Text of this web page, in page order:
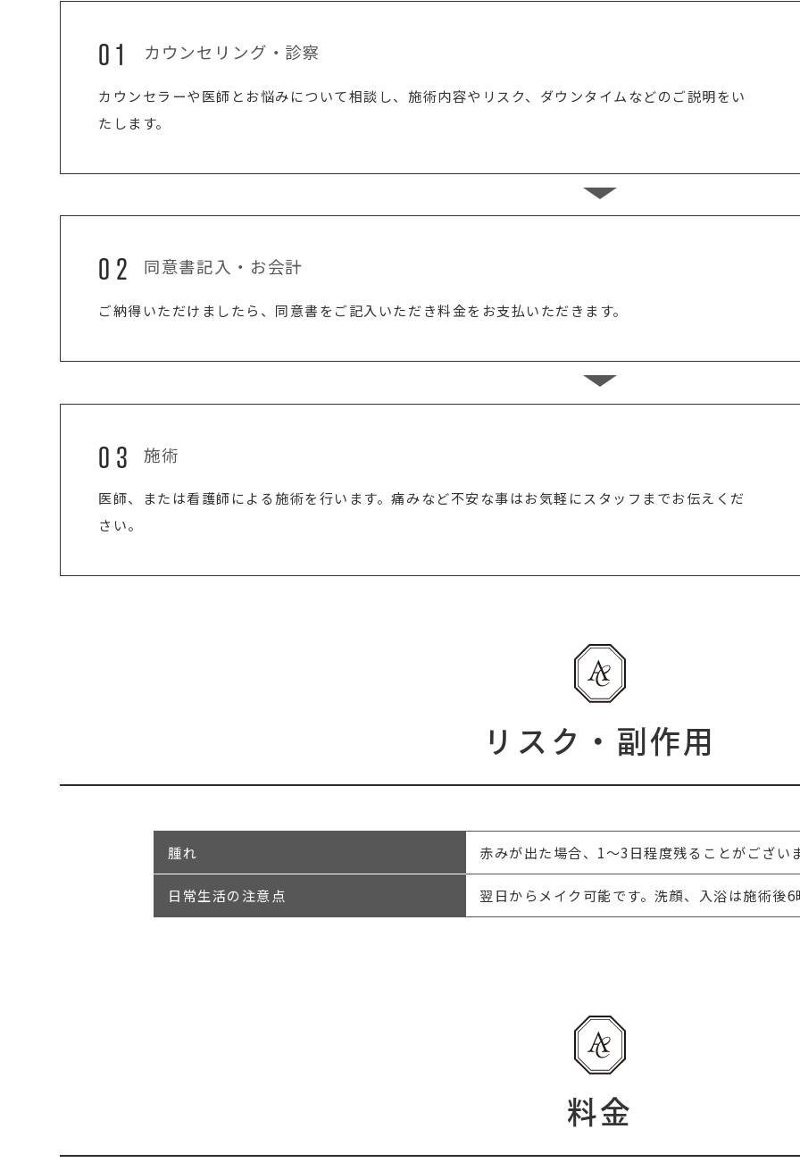
01 カウンセリング・診察
カウンセラーや医師とお悩みについて相談し、施術内容やリスク、ダウンタイムなどのご説明をい
たします。
02 同意書記入・お会計
ご納得いただけましたら、同意書をご記入いただき料金をお支払いただきます。
03 施術
医師、または看護師による施術を行います。痛みなど不安な事はお気軽にスタッフまでお伝えくだ
さい。
リスク・副作用
腫れ 赤みが出た場合、1～3日程度残ることがござい
日常生活の注意点 翌日からメイク可能です。洗顔、入浴は施術後
料金